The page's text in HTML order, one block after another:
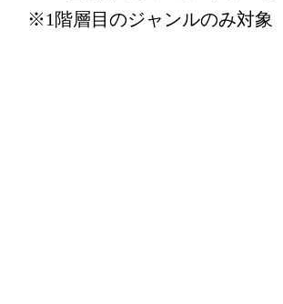
※1階層目のジャンルのみ対象